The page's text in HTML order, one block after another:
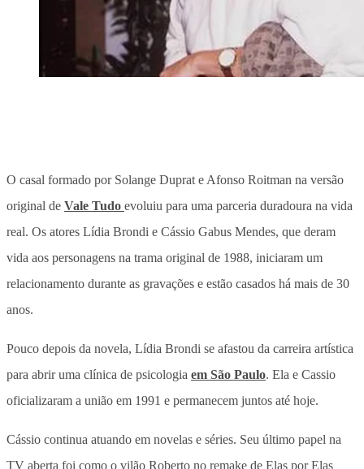
​O casal formado por Solange Duprat e Afonso Roitman na versão
original de Vale Tudo evoluiu para uma parceria duradoura na vida
real. Os atores Lídia Brondi e Cássio Gabus Mendes, que deram
vida aos personagens na trama original de 1988, iniciaram um
relacionamento durante as gravações e estão casados há mais de 30
anos. ​
Pouco depois da novela, Lídia Brondi se afastou da carreira artística
para abrir uma clínica de psicologia em São Paulo. Ela e Cassio
oficializaram a união em 1991 e permanecem juntos até hoje. ​
Cássio continua atuando em novelas e séries. Seu último papel na
TV aberta foi como o vilão Roberto no remake de Elas por Elas